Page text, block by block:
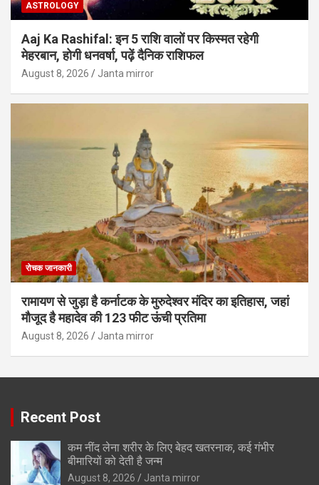
ASTROLOGY
Aaj Ka Rashifal: इन 5 राशि वालों पर किस्मत रहेगी
मेहरबान, होगी धनवर्षा, पढ़ें दैनिक राशिफल
August 8, 2026 Janta mirror
रोचक जानकारी
रामायण से जुड़ा है कर्नाटक के मुरुदेश्वर मंदिर का इतिहास, जहां
मौजूद है महादेव की 123 फीट ऊंची प्रतिमा
August 8, 2026 Janta mirror
Recent Post
कम नींद लेना शरीर के लिए बेहद खतरनाक, कई गंभीर
बीमारियों को देती है जन्म
August 8, 2026 Janta mirror